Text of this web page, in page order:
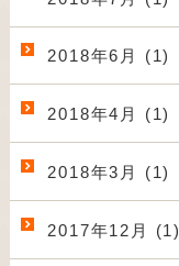
2018年6月 (1)
2018年4月 (1)
2018年3月 (1)
2017年12月 (1)